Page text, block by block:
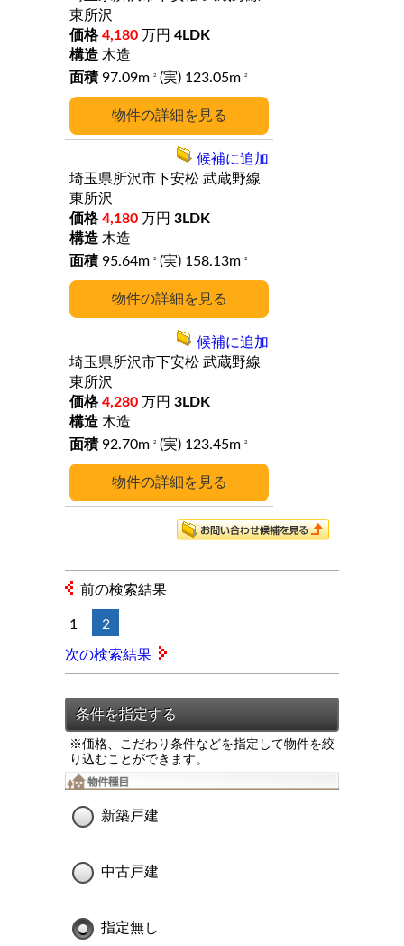
※価格、こだわり条件などを指定して物件を絞
り込むことができます。
新築戸建
中古戸建
指定無し
詳細
東所沢
4,180 万円 4LDK
木造
97.09m
2 (実) 123.05m 2
詳細
埼玉県所沢市下安松 武蔵野線
東所沢
4,180 万円 3LDK
木造
95.64m
2 (実) 158.13m 2
候補に追加
詳細
埼玉県所沢市下安松 武蔵野線
東所沢
4,280 万円 3LDK
木造
92.70m
2 (実) 123.45m 2
候補に追加
前の検索結果
1 2
次の検索結果